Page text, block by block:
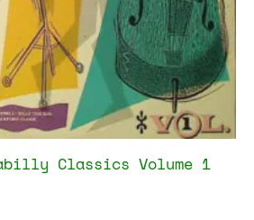
Classics Volume 1